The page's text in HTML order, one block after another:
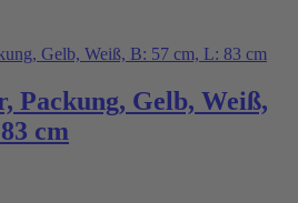
Packung, Gelb, Weiß,
cm